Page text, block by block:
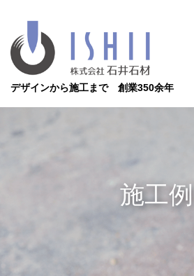
デザインから施工まで 創業350余年
施工例